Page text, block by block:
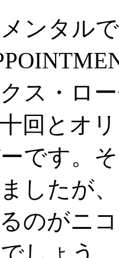
ンタル
ス・ロ
回とオ
です。
したが
のがニ
しょう